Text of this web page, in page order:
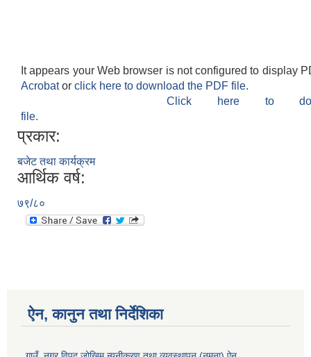
It appears your Web browser is not configured to display
Acrobator click here to download the PDF file.
Click here to
file.
प्रकार:
बजेट तथा कार्यक्रम
आर्थिक वर्ष:
७९/८०
ऐन, कानुन तथा निर्देशिका